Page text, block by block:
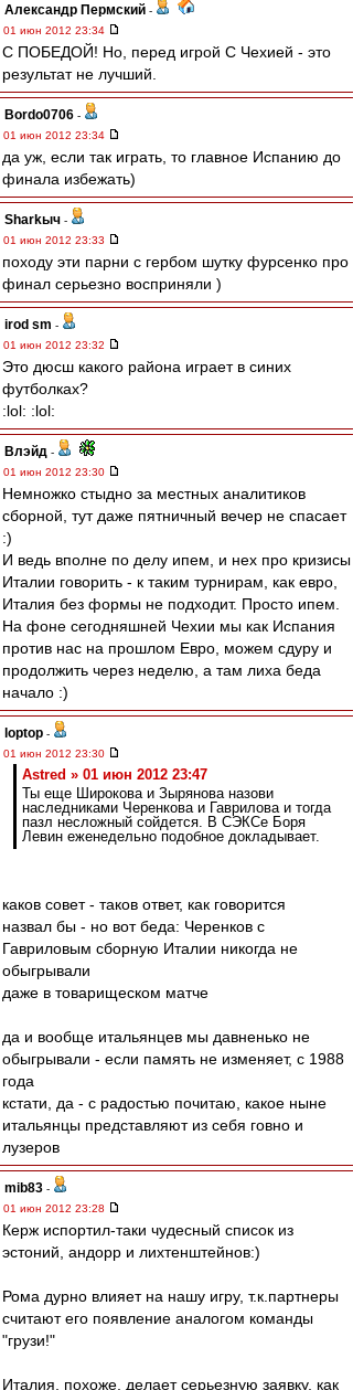
Александр Пермский -
01 июн 2012 23:34
С ПОБЕДОЙ! Но, перед игрой С Чехией - это
результат не лучший.
Bordo0706 -
01 июн 2012 23:34
да уж, если так играть, то главное Испанию до
финала избежать)
Sharkыч -
01 июн 2012 23:33
походу эти парни с гербом шутку фурсенко про
финал серьезно восприняли )
irod sm -
01 июн 2012 23:32
Это дюсш какого района играет в синих
футболках?
:lol: :lol:
Влэйд -
01 июн 2012 23:30
Немножко стыдно за местных аналитиков
сборной, тут даже пятничный вечер не спасает
:)
И ведь вполне по делу ипем, и нех про кризисы
Италии говорить - к таким турнирам, как евро,
Италия без формы не подходит. Просто ипем.
На фоне сегодняшней Чехии мы как Испания
против нас на прошлом Евро, можем сдуру и
продолжить через неделю, а там лиха беда
начало :)
loptop -
01 июн 2012 23:30
Astred » 01 июн 2012 23:47
Ты еще Широкова и Зырянова назови
наследниками Черенкова и Гаврилова и тогда
пазл несложный сойдется. В СЭКСе Боря
Левин еженедельно подобное докладывает.
каков совет - таков ответ, как говорится
назвал бы - но вот беда: Черенков с
Гавриловым сборную Италии никогда не
обыгрывали
даже в товарищеском матче
да и вообще итальянцев мы давненько не
обыгрывали - если память не изменяет, с 1988
года
кстати, да - с радостью почитаю, какое ныне
итальянцы представляют из себя говно и
лузеров
mib83 -
01 июн 2012 23:28
Керж испортил-таки чудесный список из
эстоний, андорр и лихтенштейнов:)
Рома дурно влияет на нашу игру, т.к.партнеры
считают его появление аналогом команды
"грузи!"
Италия, похоже, делает серьезную заявку, как